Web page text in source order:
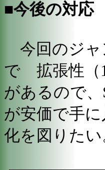
■今後の対応
今回のジャ
で 拡張性（
があるので
が安価で手
化を図りたい